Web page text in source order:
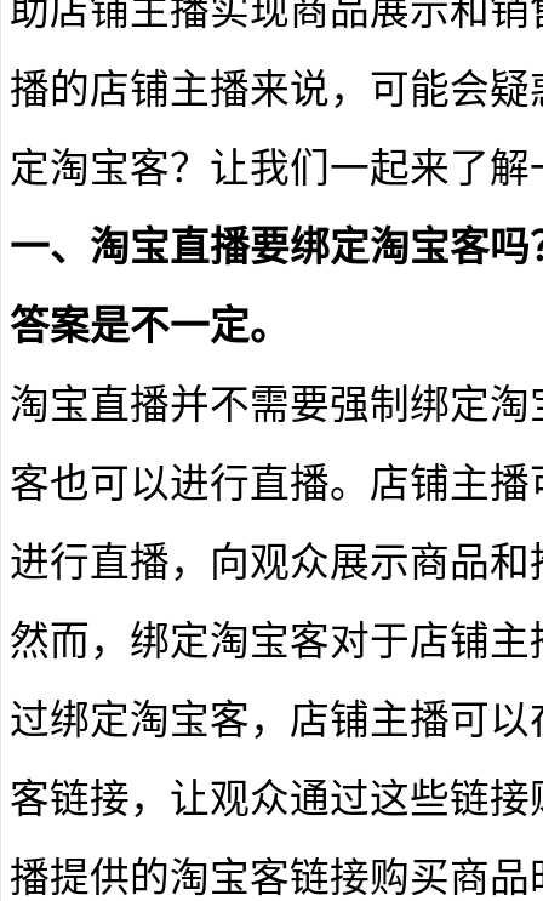
助店铺主播实现商品展示和
播的店铺主播来说，可能会
定淘宝客？让我们一起来了解
一、淘宝直播要绑定淘宝客吗
答案是不一定。
淘宝直播并不需要强制绑定
客也可以进行直播。店铺主
进行直播，向观众展示商品
然而，绑定淘宝客对于店铺
过绑定淘宝客，店铺主播可
客链接，让观众通过这些链
播提供的淘宝客链接购买商